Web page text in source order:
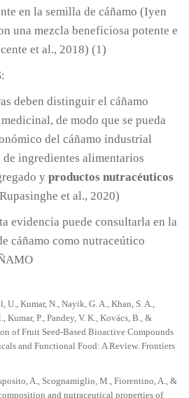
en la semilla de cáñamo (Iyen
una mezcla beneficiosa potente e
et al., 2018) (1)
deben distinguir el cáñamo
de modo que se pueda
del cáñamo industrial
ingredientes alimentarios
y productos nutracéuticos
et al., 2020)
evidencia puede consultarla en la
cáñamo como nutraceútico
U., Kumar, N., Nayik, G. A., Khan, S. A.,
Kumar, P., Pandey, V. K., Kovács, B., &
of Fruit Seed-Based Bioactive Compounds
and Functional Food: A Review. Frontiers
A., Scognamiglio, M., Fiorentino, A., &
and nutraceutical properties of